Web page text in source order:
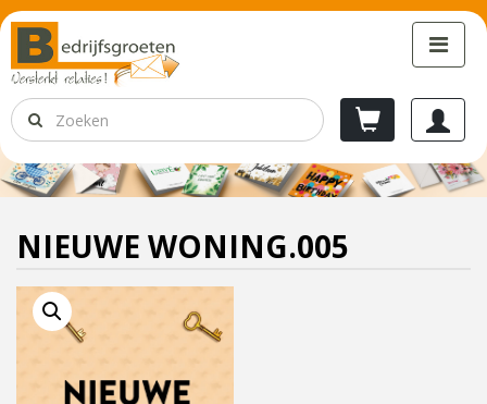
NIEUWE WONING.005